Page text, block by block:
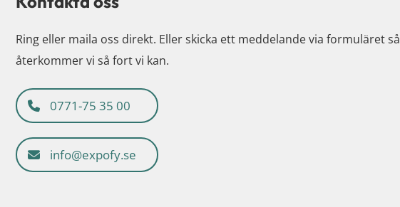
Ring eller maila oss direkt. Eller skicka ett meddelande via formuläret så
återkommer vi så fort vi kan.
0771-75 35 00
info@expofy.se